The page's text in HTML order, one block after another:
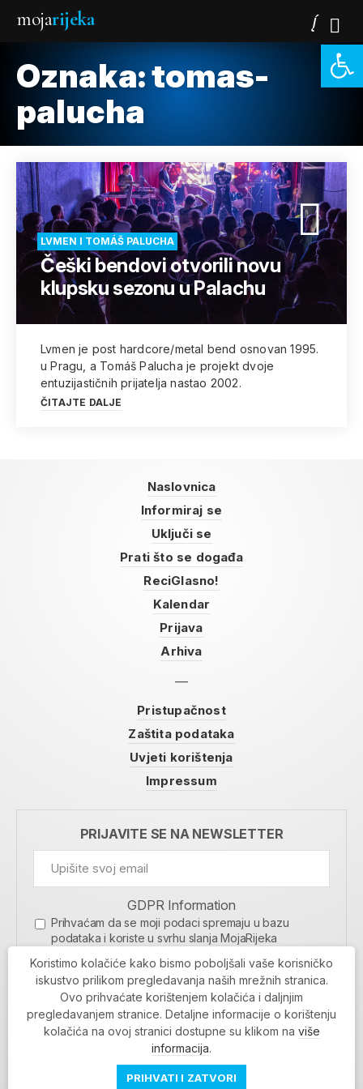
mojarijeka
Oznaka:tomas-
palucha
LVMEN I TOMÁŠ PALUCHA
Češki bendovi otvorili novu
klupsku sezonu u Palachu
Lvmen je post hardcore/metal bend osnovan 1995.
u Pragu, a Tomáš Palucha je projekt dvoje
entuzijastičnih prijatelja nastao 2002.
ČITAJTE DALJE
Naslovnica
Informiraj se
Uključi se
Prati što se događa
ReciGlasno!
Kalendar
Prijava
Arhiva
Pristupačnost
Zaštita podataka
Uvjeti korištenja
Impressum
PRIJAVITE SE NA NEWSLETTER
GDPR Information
Prihvaćam da se moji podaci spremaju u bazu
podataka i koriste u svrhu slanja MojaRijeka
MOJARIJEKA NEWSLETTER
PRIJAVI SE
Povratak na vrh
Koristimo kolačiće kako bismo poboljšali vaše korisničko
iskustvo prilikom pregledavanja naših mrežnih stranica.
Ovo prihvaćate korištenjem kolačića i daljnjim
pregledavanjem stranice. Detaljne informacije o korištenju
kolačića na ovoj stranici dostupne su klikom na više
informacija.
PRIHVATI I ZATVORI